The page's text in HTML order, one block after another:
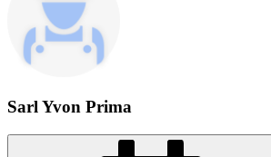
Sarl Yvon Prima